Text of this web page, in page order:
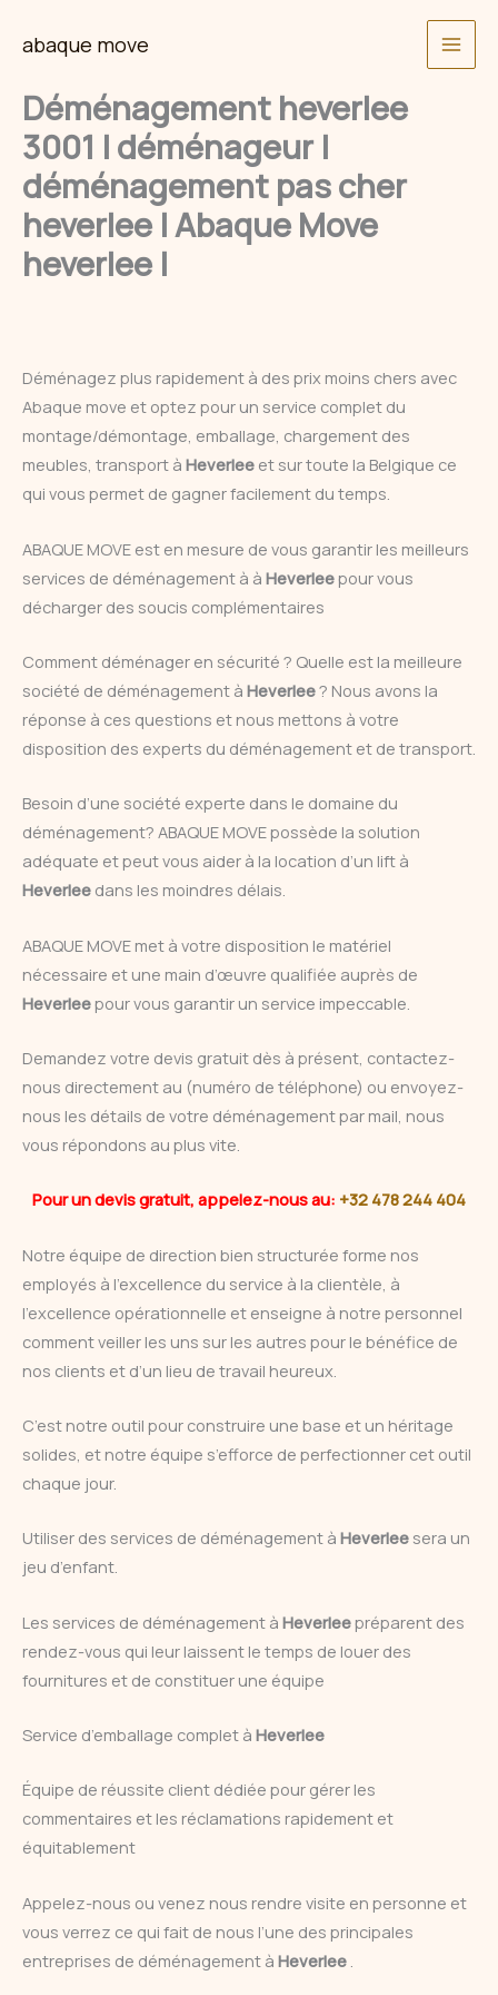
abaque move
Déménagement heverlee
3001 | déménageur |
déménagement pas cher
heverlee | Abaque Move
heverlee |
Déménagez plus rapidement à des prix moins chers avec
Abaque move et optez pour un service complet du
montage/démontage, emballage, chargement des
meubles, transport à Heverlee et sur toute la Belgique ce
qui vous permet de gagner facilement du temps.
ABAQUE MOVE est en mesure de vous garantir les meilleurs
services de déménagement à à Heverleepour vous
décharger des soucis complémentaires
Comment déménager en sécurité ? Quelle est la meilleure
société de déménagement à Heverlee? Nous avons la
réponse à ces questions et nous mettons à votre
disposition des experts du déménagement et de transport.
Besoin d’une société experte dans le domaine du
déménagement? ABAQUE MOVE possède la solution
adéquate et peut vous aider à la location d’un lift à
Heverlee dans les moindres délais.
ABAQUE MOVE met à votre disposition le matériel
nécessaire et une main d’œuvre qualifiée auprès de
Heverleepour vous garantir un service impeccable.
Demandez votre devis gratuit dès à présent, contactez-
nous directement au (numéro de téléphone) ou envoyez-
nous les détails de votre déménagement par mail, nous
vous répondons au plus vite.
Pour un devis gratuit, appelez-nous au: +32 478 244 404
Notre équipe de direction bien structurée forme nos
employés à l’excellence du service à la clientèle, à
l’excellence opérationnelle et enseigne à notre personnel
comment veiller les uns sur les autres pour le bénéfice de
nos clients et d’un lieu de travail heureux.
C’est notre outil pour construire une base et un héritage
solides, et notre équipe s’efforce de perfectionner cet outil
chaque jour.
Utiliser des services de déménagement à Heverlee sera un
jeu d’enfant.
Les services de déménagement à Heverleepréparent des
rendez-vous qui leur laissent le temps de louer des
fournitures et de constituer une équipe
Service d’emballage complet à Heverlee
Équipe de réussite client dédiée pour gérer les
commentaires et les réclamations rapidement et
équitablement
Appelez-nous ou venez nous rendre visite en personne et
vous verrez ce qui fait de nous l’une des principales
entreprises de déménagement à Heverlee